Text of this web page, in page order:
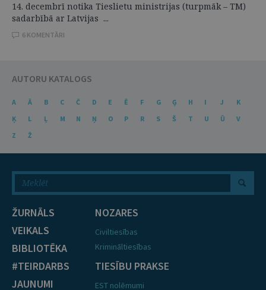
14. decembrī notika Tieslietu ministrijas (turpmāk – TM)
sadarbībā ar Latvijas ...
6 KOMENTĀRI
AUTORU KATALOGS
A Ā B C Č D E Ē F G Ģ H I J
K
Ķ
L Ļ M N Ņ O P R S Š T U Ū
V
Z
Ž
ŽURNĀLS
VEIKALS
BIBLIOTĒKA
#TEIRDARBS
JAUNUMI
NOZARES
Civiltiesības
Krimināltiesības
TIESĪBU PRAKSE
EST nolēmumi